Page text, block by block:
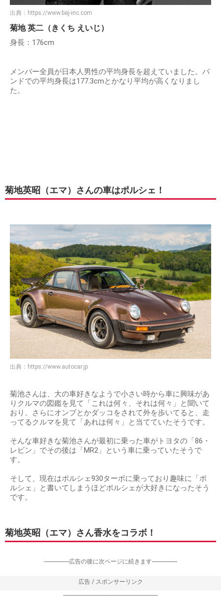
出典： https://www.baj-inc.com
菊地 英二（きくち えいじ）
身長：176cm
メンバー全員が日本人男性の平均身長を超えていました。バ
ンドでの平均身長は177.3cmとかなり平均が高くなりまし
た。
菊地英昭（エマ）さんの車はポルシェ！
出典： https://www.autocar.jp
菊池さんは、大の車好きなようで小さい時から車に興味があ
りクルマの図鑑を見て「これは何々、それは何々」と聞いて
おり、さらにオンブとかダッコをされて外を歩いてると、走
ってるクルマを見て「あれは何々」と当てていたそうです。
そんな車好きな菊池さんが最初に乗った車がトヨタの「86・
レビン」でその後は「MR2」という車に乗っていたそうで
す。
そして、現在はポルシェ930ターボに乗っており趣味に「ポ
ルシェ」と書いてしまうほどポルシェが大好きになったそう
です。
菊地英昭（エマ）さん香水をコラボ！
-----------------広告の後に次ページに続きます-----------------
広告 / スポンサーリンク
----------------------------------------------------------------